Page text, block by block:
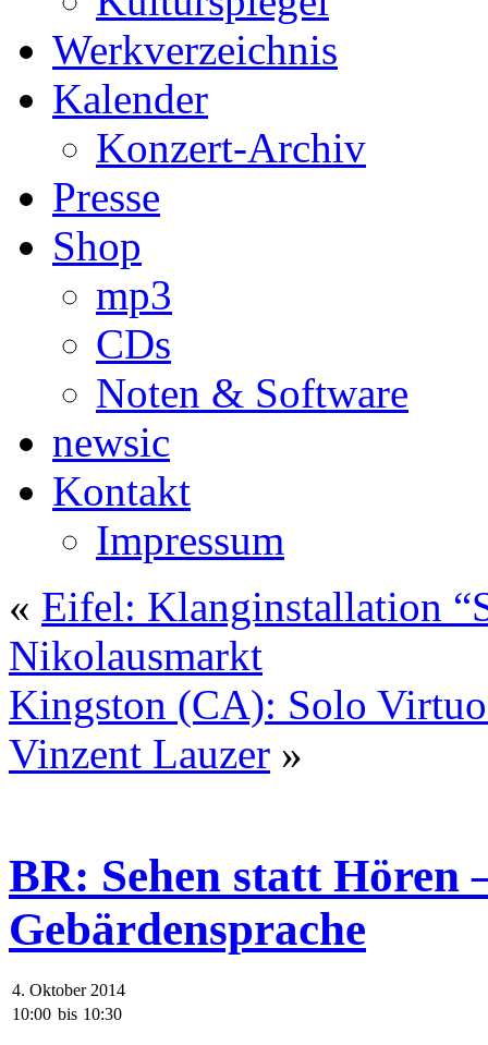
Werkverzeichnis
Kalender
Konzert-Archiv
Presse
Shop
mp3
CDs
Noten & Software
newsic
Kontakt
Impressum
« Eifel: Klanginstallation
Nikolausmarkt
Kingston (CA): Solo
Vinzent Lauzer »
BR: Sehen statt Hören
Gebärdensprache
4. Oktober 2014
10:00 bis 10:30